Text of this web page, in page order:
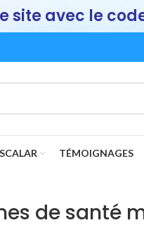
SCALAR TÉMOIGNAGES
de santé
site avec le